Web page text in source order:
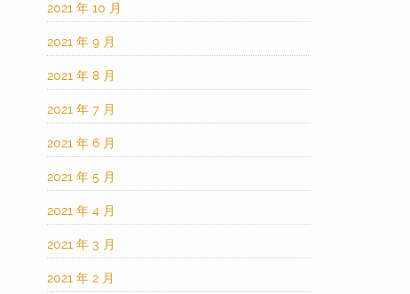
2021 年 10 月
2021 年 9 月
2021 年 8 月
2021 年 7 月
2021 年 6 月
2021 年 5 月
2021 年 4 月
2021 年 3 月
2021 年 2 月